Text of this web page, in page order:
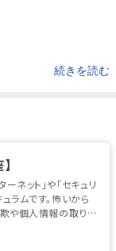
続きを読む
ネット」や「セキュリ
ラムです。怖いから
欺や個人情報の取り